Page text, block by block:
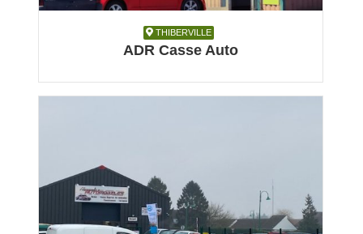
THIBERVILLE
THIBERVILLE
ADR Casse Auto
Automobile, Garage et réparation